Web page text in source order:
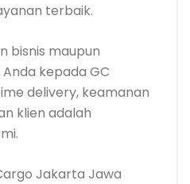
terbaik.
bisnis maupun
kepada GC
delivery, keamanan
klien adalah
Jakarta Jawa